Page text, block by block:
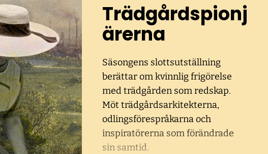
Trädgårdspionj
ärerna
Säsongens slottsutställning
berättar om kvinnlig frigörelse
med trädgården som redskap.
Möt trädgårdsarkitekterna,
odlingsförespråkarna och
inspiratörerna som förändrade
sin samtid.